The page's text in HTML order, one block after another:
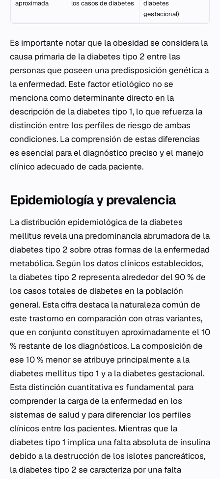
aproximada los casos de diabetes
diabetes
gestacional)
Es importante notar que la obesidad se considera la
causa primaria de la diabetes tipo 2 entre las
personas que poseen una predisposición genética a
la enfermedad. Este factor etiológico no se
menciona como determinante directo en la
descripción de la diabetes tipo 1, lo que refuerza la
distinción entre los perfiles de riesgo de ambas
condiciones. La comprensión de estas diferencias
es esencial para el diagnóstico preciso y el manejo
clínico adecuado de cada paciente.
Epidemiología y prevalencia
La distribución epidemiológica de la diabetes
mellitus revela una predominancia abrumadora de la
diabetes tipo 2 sobre otras formas de la enfermedad
metabólica. Según los datos clínicos establecidos,
la diabetes tipo 2 representa alrededor del 90 % de
los casos totales de diabetes en la población
general. Esta cifra destaca la naturaleza común de
este trastorno en comparación con otras variantes,
que en conjunto constituyen aproximadamente el 10
% restante de los diagnósticos. La composición de
ese 10 % menor se atribuye principalmente a la
diabetes mellitus tipo 1 y a la diabetes gestacional.
Esta distinción cuantitativa es fundamental para
comprender la carga de la enfermedad en los
sistemas de salud y para diferenciar los perfiles
clínicos entre los pacientes. Mientras que la
diabetes tipo 1 implica una falta absoluta de insulina
debido a la destrucción de los islotes pancreáticos,
la diabetes tipo 2 se caracteriza por una falta